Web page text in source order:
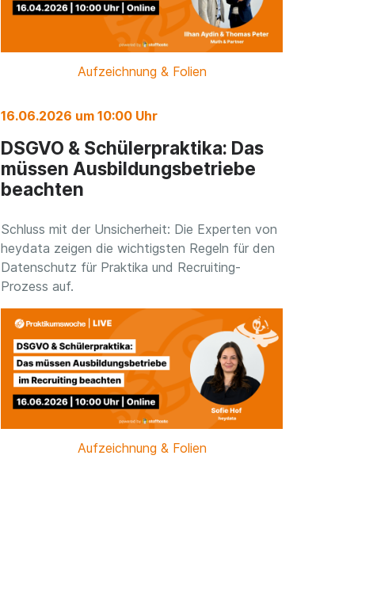
Aufzeichnung & Folien
16.06.2026 um 10:00 Uhr
DSGVO & Schülerpraktika: Das
müssen Ausbildungsbetriebe
beachten
Schluss mit der Unsicherheit: Die Experten von
heydata zeigen die wichtigsten Regeln für den
Datenschutz für Praktika und Recruiting-
Prozess auf.
Aufzeichnung & Folien